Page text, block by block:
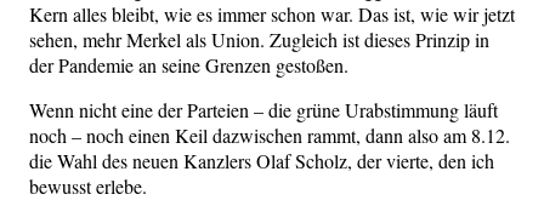
Kern alles bleibt, wie es immer schon war. Das ist, wie wir jetzt
sehen, mehr Mer­kel als Uni­on. Zugleich ist die­ses Prin­zip in
der Pan­de­mie an sei­ne Gren­zen gestoßen.
Wenn nicht eine der Par­tei­en – die grü­ne Urab­stim­mung läuft
noch – noch einen Keil dazwi­schen rammt, dann also am 8.12.
die Wahl des neu­en Kanz­lers Olaf Scholz, der vier­te, den ich
bewusst erlebe.